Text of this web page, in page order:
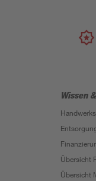
Wissen
Übersicht
Übersicht